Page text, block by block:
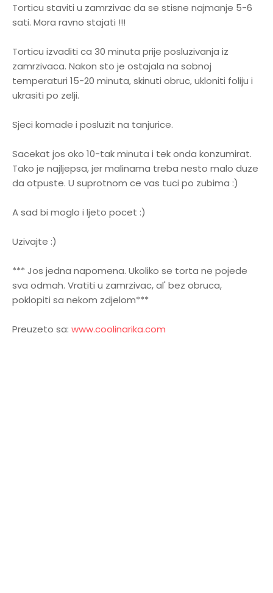
Torticu staviti u zamrzivac da se stisne najmanje 5-6
sati. Mora ravno stajati !!!
Torticu izvaditi ca 30 minuta prije posluzivanja iz
zamrzivaca. Nakon sto je ostajala na sobnoj
temperaturi 15-20 minuta, skinuti obruc, ukloniti foliju i
ukrasiti po zelji.
Sjeci komade i posluzit na tanjurice.
Sacekat jos oko 10-tak minuta i tek onda konzumirat.
Tako je najljepsa, jer malinama treba nesto malo duze
da otpuste. U suprotnom ce vas tuci po zubima :)
A sad bi moglo i ljeto pocet :)
Uzivajte :)
*** Jos jedna napomena. Ukoliko se torta ne pojede
sva odmah. Vratiti u zamrzivac, al' bez obruca,
poklopiti sa nekom zdjelom***
Preuzeto sa: www.coolinarika.com